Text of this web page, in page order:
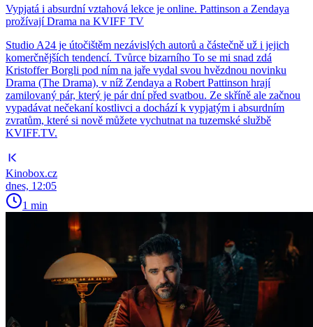
Vypjatá i absurdní vztahová lekce je online. Pattinson a Zendaya
prožívají Drama na KVIFF TV
Studio A24 je útočištěm nezávislých autorů a částečně už i jejich
komerčnějších tendencí. Tvůrce bizarního To se mi snad zdá
Kristoffer Borgli pod ním na jaře vydal svou hvězdnou novinku
Drama (The Drama), v níž Zendaya a Robert Pattinson hrají
zamilovaný pár, který je pár dní před svatbou. Ze skříně ale začnou
vypadávat nečekaní kostlivci a dochází k vypjatým i absurdním
zvratům, které si nově můžete vychutnat na tuzemské službě
KVIFF.TV.
Kinobox.cz
dnes, 12:05
1 min